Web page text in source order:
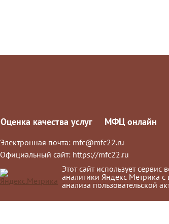
Оценка качества услуг МФЦ онлайн
Электронная почта: mfc@mfc22.ru
Официальный сайт: https://mfc22.ru
Этот сайт использует сервис
аналитики Яндекс Метрика с
анализа пользовательской